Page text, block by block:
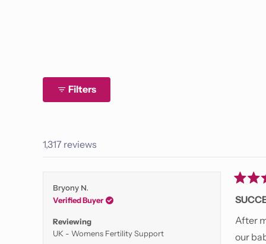
Filters
1,317 reviews
Bryony N.
Verified Buyer
Reviewing
UK - Womens Fertility Support
5
out
of
5
stars
After
our